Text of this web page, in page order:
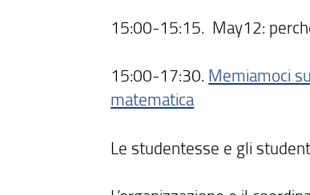
15:00-15:15. May12:
15:00-17:30. Memiamoci
matematica
Le studentesse e gli